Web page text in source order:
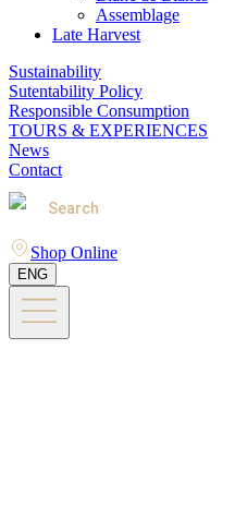
Assemblage
Late Harvest
Sustainability
Sutentability Policy
Responsible Consumption
TOURS & EXPERIENCES
News
Contact
Search
Shop Online
ENG